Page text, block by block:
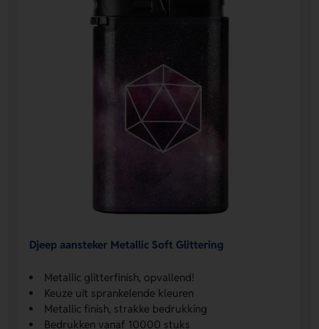
Djeep aansteker Metallic Soft Glittering
Metallic glitterfinish, opvallend!
Keuze uit sprankelende kleuren
Metallic finish, strakke bedrukking
Bedrukken vanaf 10000 stuks